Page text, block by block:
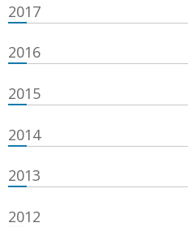
2017
2016
2015
2014
2013
2012